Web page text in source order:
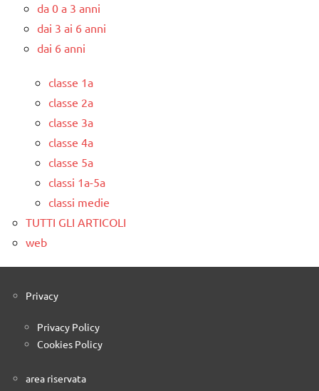
da 0 a 3 anni
dai 3 ai 6 anni
dai 6 anni
classe 1a
classe 2a
classe 3a
classe 4a
classe 5a
classi 1a-5a
classi medie
TUTTI GLI ARTICOLI
web
Privacy
Privacy Policy
Cookies Policy
area riservata